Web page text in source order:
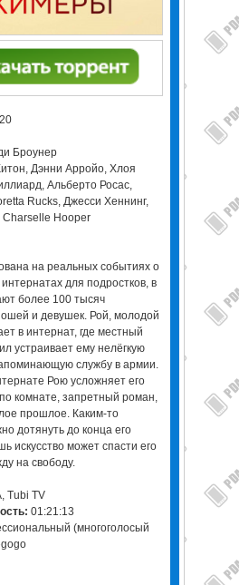
Броунер
Дэнни Арройо, Хлоя
Альберто Росас,
Rucks, Джесси Хеннинг,
Charselle Hooper
на реальных событиях о
для подростков, в
более 100 тысяч
и девушек. Рой, молодой
в интернат, где местный
устраивает ему нелёгкую
службу в армии.
Рою усложняет его
комнате, запретный роман,
прошлое. Каким-то
дотянуть до конца его
искусство может спасти его
на свободу.
Tubi TV
01:21:13
(многоголосый